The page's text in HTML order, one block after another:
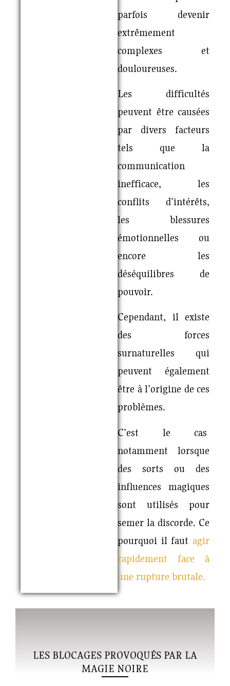
parfois devenir
extrêmement
complexes et
douloureuses.
Les difficultés
peuvent être causées
par divers facteurs
tels que la
communication
inefficace, les
conflits d’intérêts,
les blessures
émotionnelles ou
encore les
déséquilibres de
pouvoir.
Cependant, il existe
des forces
surnaturelles qui
peuvent également
être à l’origine de ces
problèmes.
C’est le cas
notamment lorsque
des sorts ou des
influences magiques
sont utilisés pour
semer la discorde. Ce
pourquoi il faut agir
rapidement face à
une rupture brutale.
LES BLOCAGES PROVOQUÉS PAR LA
MAGIE NOIRE